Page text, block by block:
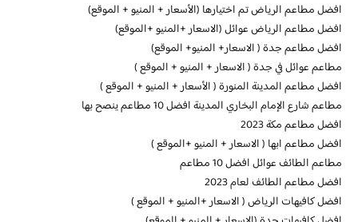
افضل مطاعم الرياض تم اختيارها (الأسعار + المنيو + الموقع)
افضل مطاعم الرياض عوائل (الاسعار +المنيو +الموقع)
افضل مطاعم جدة ( الاسعار+ المنيو+ الموقع)
مطاعم عوائل في جدة ( الاسعار + المنيو + الموقع )
افضل مطاعم المدينة المنورة ( الأسعار + المنيو + الموقع )
مطاعم شارع الإمام البخاري المدينة افضل 10 مطاعم ينصح بها
افضل مطاعم مكة 2023
افضل مطاعم ابها ( الاسعار + المنيو +الموقع )
مطاعم الطائف عوائل افضل 10 مطاعم
افضل مطاعم الطائف لعام 2023
افضل كافيهات الرياض ( الاسعار +المنيو + الموقع )